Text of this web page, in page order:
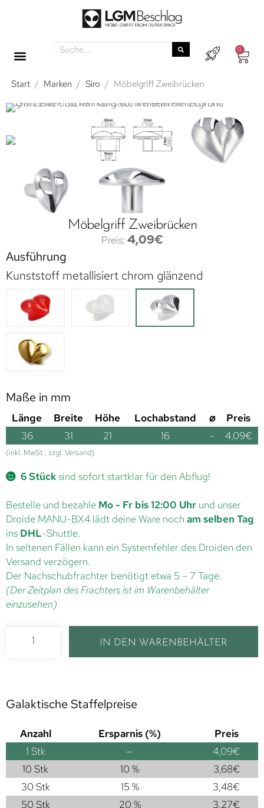
0
Start / Marken / Siro / Möbelgriff Zweibrücken
Möbelgriff Zweibrücken
4,09€
Ausführung
Kunststoff metallisiert chrom glänzend
Maße in mm
Länge Breite Höhe Lochabstand ⌀
Preis
36
31 21 16 - 4,09€
(inkl. MwSt., zzgl. Versand)
6 Stücksind sofort startklar für den Abflug!
Bestelle und bezahle Mo - Fr bis 12:00 Uhr und unser
Droide MANU-BX4 lädt deine Ware noch am selben Tag
ins DHL-Shuttle.
In seltenen Fällen kann ein Systemfehler des Droiden den
Versand verzögern.
Der Nachschubfrachter benötigt etwa 5 – 7 Tage.
(Der Zeitplan des Frachters ist im Warenbehälter
einzusehen)
IN DEN WARENBEHÄLTER
Galaktische Staffelpreise
Anzahl Ersparnis (%)
Preis
1 Stk — 4,09€
10 Stk
10 % 3,68€
30 Stk
15 % 3,48€
50 Stk
20 % 3,27€